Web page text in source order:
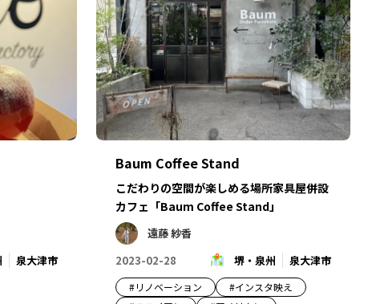
泉大津市
Baum Coffee Stand
こだわりの空間が楽しめる場所家具屋併設
カフェ「Baum Coffee Stand」
遠藤 紗香
2023-02-28
堺・泉州 泉大津市
#リノベーション #インスタ映え